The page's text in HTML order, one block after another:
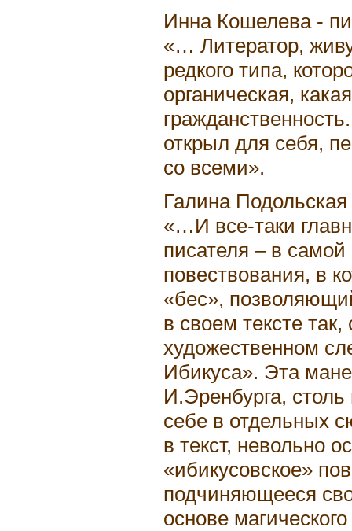
Инна Кошелева -
«… Литератор,
редкого типа,
органическая,
открыл для себя,
со всеми».
Галина Подольская
«…И все-таки
писателя – в самой
повествования, в
«бес»,
в своем тексте
художественном
Ибикуса». Эта
И.Эренбурга,
себе в отдельных
в текст, невольно
«ибикусовское»
подчиняющееся
основе